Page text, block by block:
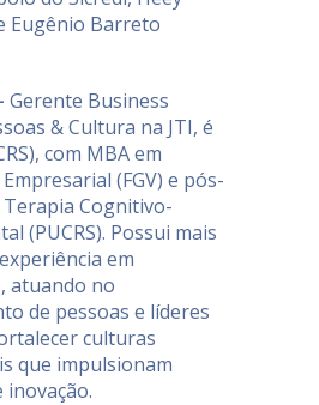
Eugênio Barreto
Gerente Business
& Cultura na JTI, é
com MBA em
(FGV) e pós-
Cognitivo-
(PUCRS). Possui mais
em
atuando no
de pessoas e líderes
culturas
que impulsionam
inovação.